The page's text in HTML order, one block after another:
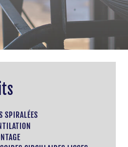
SPIRALÉES